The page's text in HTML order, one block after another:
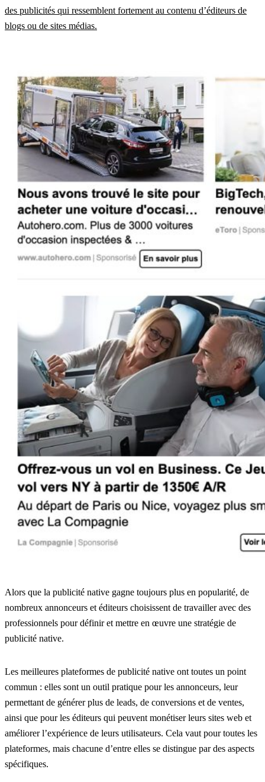
des publicités qui ressemblent fortement au contenu d’éditeurs de
blogs ou de sites médias.
Alors que la publicité native gagne toujours plus en popularité, de
nombreux annonceurs et éditeurs choisissent de travailler avec des
professionnels pour définir et mettre en œuvre une stratégie de
publicité native.
Les meilleures plateformes de publicité native ont toutes un point
commun : elles sont un outil pratique pour les annonceurs, leur
permettant de générer plus de leads, de conversions et de ventes,
ainsi que pour les éditeurs qui peuvent monétiser leurs sites web et
améliorer l’expérience de leurs utilisateurs. Cela vaut pour toutes les
plateformes, mais chacune d’entre elles se distingue par des aspects
spécifiques.